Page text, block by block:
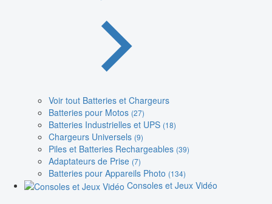
Voir tout Batteries et Chargeurs
Batteries pour Motos (27)
Batteries Industrielles et UPS (18)
Chargeurs Universels (9)
Piles et Batteries Rechargeables (39)
Adaptateurs de Prise (7)
Batteries pour Appareils Photo (134)
Consoles et Jeux Vidéo